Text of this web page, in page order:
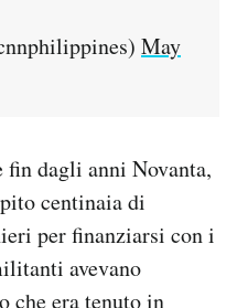
May
fin dagli anni Novanta,
centinaia di
per finanziarsi con i
avevano
che era tenuto in